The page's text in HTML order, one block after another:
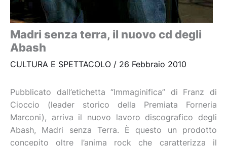
Madri senza terra, il nuovo cd degli
Abash
CULTURA E SPETTACOLO / 26 Febbraio 2010
Pubblicato dall’etichetta “Immaginifica” di Franz di
Cioccio (leader storico della Premiata Forneria
Marconi), arriva il nuovo lavoro discografico degli
Abash, Madri senza Terra. È questo un prodotto
concepito oltre l’anima rock che caratterizza il